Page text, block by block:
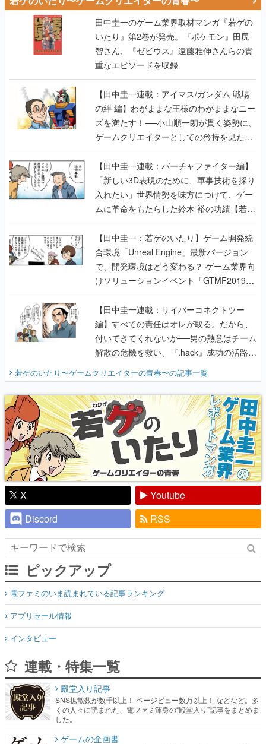
智さん、『ゼビウス』遠藤雅伸さんらの貴
重なエピソードを収録
【田中圭一連載：アイマス/ガンダム 戦場
の絆 編】わがままな王様のわがままなニー
ズを満たす！──小山順一朗が貫く姿勢に、
ゲームクリエイターとしての矜持を見た
【若ゲのいたり最終回】
【田中圭一連載：バーチャファイター編】
「新しい3D表現のために、軍事技術を採り
入れたい」世界情勢を味方につけて、ゲー
ムに革命をもたらした鈴木 裕の功績【若ゲ
のいたり】
【田中圭一：若ゲのいたり】ゲーム開発統
合環境「Unreal Engine」最新バージョン
で、開発環境はどう変わる？ ゲーム業界向
けソリューションイベント「GTMF2019」
に行って、より理解を深めよう【PR】
【田中圭一連載：サイバーコネクトツー
編】すべての責任はオレが取る。だから、
付いてきてくれないか──男の熱意はチーム
解散の危機を救い、『.hack』成功の活路を
開く。業界の快男児・松山 洋に流れる血は
『少年ジャンプ』色だった【若ゲのいた
り】
若ゲのいたり〜ゲームクリエイターの青春〜の記事一覧
X
Youtube
Discord
RSS
ピックアップ
電ファミのいま読まれている記事ランキング
アプリセール情報
インタビュー
連載・特集一覧
くの人々に読まれた、電ファミ渾身の“殿堂入り”記事をまとめま
した。
ゲームの企画書
名作ゲームクリエイターの方々に製作時のエピソードをお聞き
し、ヒットする企画（ゲーム）とは何か？を探っていきます。